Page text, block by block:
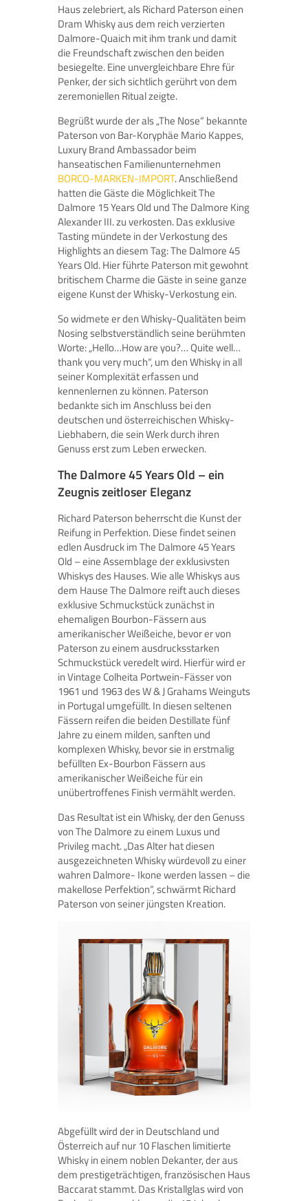
Haus zelebriert, als Richard Paterson einen
Dram Whisky aus dem reich verzierten
Dalmore-Quaich mit ihm trank und damit
die Freundschaft zwischen den beiden
besiegelte. Eine unvergleichbare Ehre für
Penker, der sich sichtlich gerührt von dem
zeremoniellen Ritual zeigte.
Begrüßt wurde der als „The Nose“ bekannte
Paterson von Bar-Koryphäe Mario Kappes,
Luxury Brand Ambassador beim
hanseatischen Familienunternehmen
BORCO-MARKEN-IMPORT. Anschließend
hatten die Gäste die Möglichkeit The
Dalmore 15 Years Old und The Dalmore King
Alexander III. zu verkosten. Das exklusive
Tasting mündete in der Verkostung des
Highlights an diesem Tag: The Dalmore 45
Years Old. Hier führte Paterson mit gewohnt
britischem Charme die Gäste in seine ganze
eigene Kunst der Whisky-Verkostung ein.
So widmete er den Whisky-Qualitäten beim
Nosing selbstverständlich seine berühmten
Worte: „Hello…How are you?… Quite well…
thank you very much“, um den Whisky in all
seiner Komplexität erfassen und
kennenlernen zu können. Paterson
bedankte sich im Anschluss bei den
deutschen und österreichischen Whisky-
Liebhabern, die sein Werk durch ihren
Genuss erst zum Leben erwecken.
The Dalmore 45 Years Old – ein
Zeugnis zeitloser Eleganz
Richard Paterson beherrscht die Kunst der
Reifung in Perfektion. Diese findet seinen
edlen Ausdruck im The Dalmore 45 Years
Old – eine Assemblage der exklusivsten
Whiskys des Hauses. Wie alle Whiskys aus
dem Hause The Dalmore reift auch dieses
exklusive Schmuckstück zunächst in
ehemaligen Bourbon-Fässern aus
amerikanischer Weißeiche, bevor er von
Paterson zu einem ausdrucksstarken
Schmuckstück veredelt wird. Hierfür wird er
in Vintage Colheita Portwein-Fässer von
1961 und 1963 des W & J Grahams Weinguts
in Portugal umgefüllt. In diesen seltenen
Fässern reifen die beiden Destillate fünf
Jahre zu einem milden, sanften und
komplexen Whisky, bevor sie in erstmalig
befüllten Ex-Bourbon Fässern aus
amerikanischer Weißeiche für ein
unübertroffenes Finish vermählt werden.
Das Resultat ist ein Whisky, der den Genuss
von The Dalmore zu einem Luxus und
Privileg macht. „Das Alter hat diesen
ausgezeichneten Whisky würdevoll zu einer
wahren Dalmore- Ikone werden lassen – die
makellose Perfektion“, schwärmt Richard
Paterson von seiner jüngsten Kreation.
Abgefüllt wird der in Deutschland und
Österreich auf nur 10 Flaschen limitierte
Whisky in einem noblen Dekanter, der aus
dem prestigeträchtigen, französischen Haus
Baccarat stammt. Das Kristallglas wird von